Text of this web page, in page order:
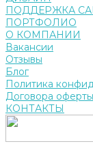
ПОДДЕРЖКА
ПОРТФОЛИО
О КОМПАНИИ
Вакансии
Отзывы
Блог
Политика
Договора оферты
КОНТАКТЫ